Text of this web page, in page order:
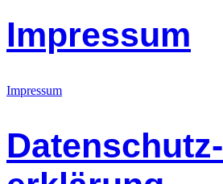
Impressum
Impressum
Datenschutz-